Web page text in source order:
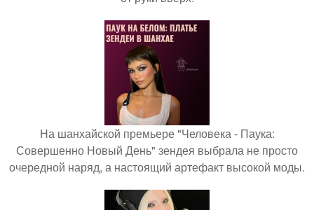
На шанхайской премьере "Человека - Паука:
Совершенно Новый День" зендея выбрала не просто
очередной наряд, а настоящий артефакт высокой моды.